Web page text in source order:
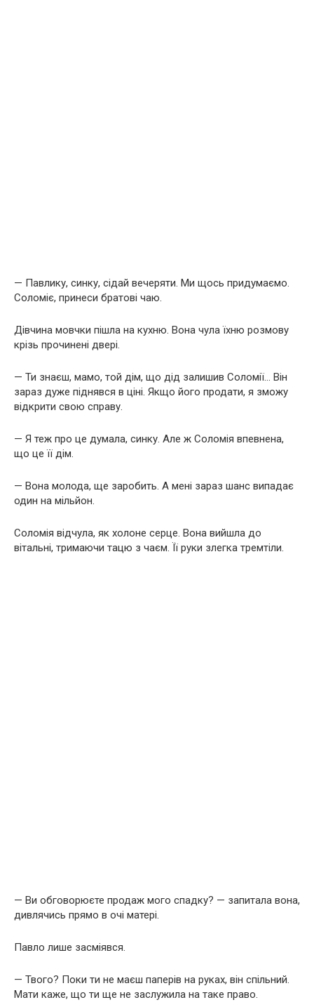
— Павлику, синку, сідай вечеряти. Ми щось придумаємо.
Соломіє, принеси братові чаю.
Дівчина мовчки пішла на кухню. Вона чула їхню розмову
крізь прочинені двері.
— Ти знаєш, мамо, той дім, що дід залишив Соломії… Він
зараз дуже піднявся в ціні. Якщо його продати, я зможу
відкрити свою справу.
— Я теж про це думала, синку. Але ж Соломія впевнена,
що це її дім.
— Вона молода, ще заробить. А мені зараз шанс випадає
один на мільйон.
Соломія відчула, як холоне серце. Вона вийшла до
вітальні, тримаючи тацю з чаєм. Її руки злегка тремтіли.
— Ви обговорюєте продаж мого спадку? — запитала вона,
дивлячись прямо в очі матері.
Павло лише засміявся.
— Твого? Поки ти не маєш паперів на руках, він спільний.
Мати каже, що ти ще не заслужила на таке право.